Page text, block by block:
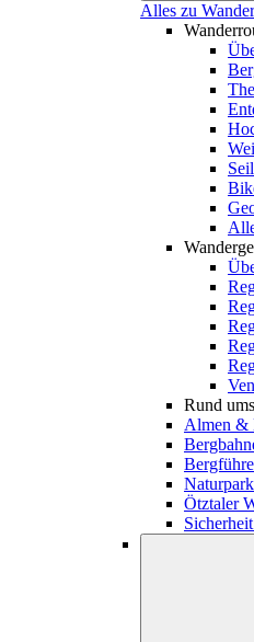
Alles zu
Rund
Almen &
Ötztaler